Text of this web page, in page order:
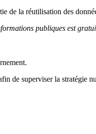
de la réutilisation des
publiques est
de superviser la stratégie